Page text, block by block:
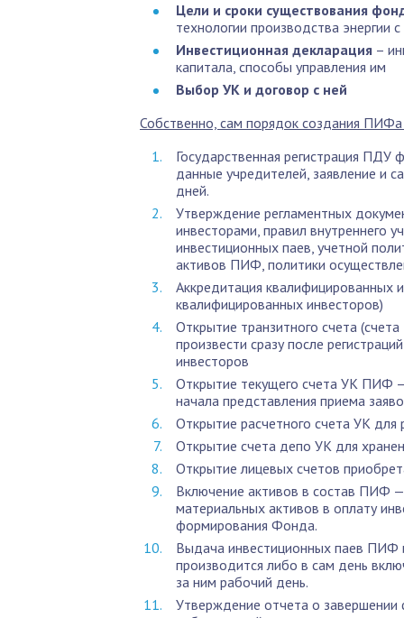
Цели и сроки существования
технологии производства энергии
Инвестиционная декларация –
капитала, способы управления им
Выбор УК и договор с ней
Собственно, сам порядок создания
Государственная регистрация
данные учредителей, заявление и
дней.
Утверждение регламентных
инвесторами, правил внутреннего
инвестиционных паев, учетной
активов ПИФ, политики
Аккредитация квалифицированных
квалифицированных инвесторов)
Открытие транзитного счета
произвести сразу после
инвесторов
Открытие текущего счета УК ПИФ
начала представления приема
Открытие расчетного счета УК
Открытие счета депо УК для
Открытие лицевых счетов
Включение активов в состав ПИФ —
материальных активов в оплату
формирования Фонда.
Выдача инвестиционных паев ПИФ
производится либо в сам день
за ним рабочий день.
Утверждение отчета о